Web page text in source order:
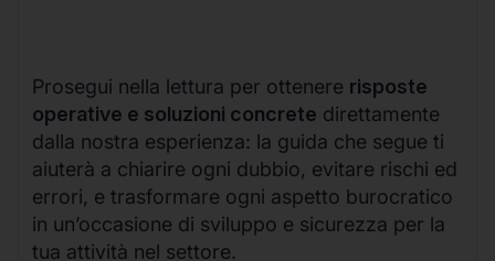
Prosegui nella lettura per ottenere risposte
operative e soluzioni concrete direttamente
dalla nostra esperienza: la guida che segue ti
aiuterà a chiarire ogni dubbio, evitare rischi ed
errori, e trasformare ogni aspetto burocratico
in un’occasione di sviluppo e sicurezza per la
tua attività nel settore.